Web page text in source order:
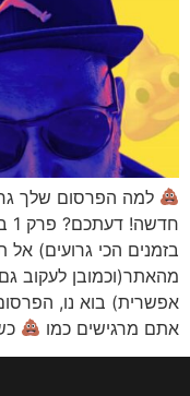
למה הפרסום שלך
בזמנים הכי גרועים) אל
מהאתר(וכמובן לעקוב
אפשרית) בוא נו,
אתם מרגישים כמו